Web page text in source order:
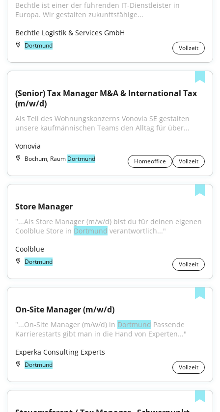
Bechtle ist einer der führenden IT-Dienstleister in
Europa. Wir gestalten zukunftsfähige...
Bechtle Logistik & Services GmbH
Dortmund Vollzeit
(Senior) Tax Manager M&A & International Tax
(m/w/d)
Als Teil des Wohnungskonzerns Vonovia SE gestalten
unsere kaufmännischen Teams den Alltag für über...
Vonovia
Bochum, Raum Dortmund Homeoffice Vollzeit
Store Manager
"...Als Store Manager (m/w/d) bist du für deinen eigenen
Coolblue Store in Dortmund verantwortlich..."
Coolblue
Dortmund Vollzeit
On-Site Manager (m/w/d)
"...On-Site Manager (m/w/d) in Dortmund Passende
Karrierestarts gibt man in die Hand von Experten..."
Experka Consulting Experts
Dortmund Vollzeit